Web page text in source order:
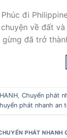
đi
về đất
đã trở
, Chuyển phát
phát nhanh an
PHÁT NHANH